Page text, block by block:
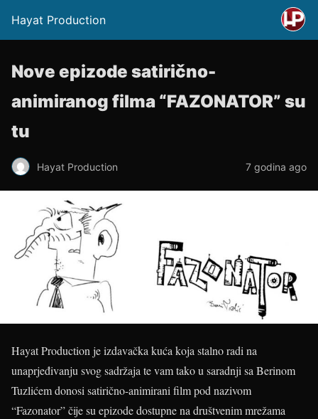
Hayat Production
Nove epizode satirično-
animiranog filma “FAZONATOR” su
tu
Hayat Production 7 godina ago
Hayat Production je izdavačka kuća koja stalno radi na
unaprjeđivanju svog sadržaja te vam tako u saradnji sa Berinom
Tuzlićem donosi satirično-animirani film pod nazivom
“Fazonator” čije su epizode dostupne na društvenim mrežama